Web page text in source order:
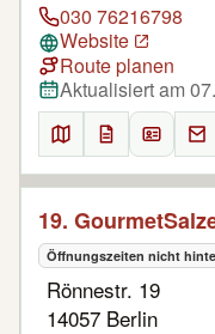
030 76216798
Website
Route planen
Aktualisiert am
19.
Öffnungszeiten nicht
Rönnestr. 19
14057 Berlin